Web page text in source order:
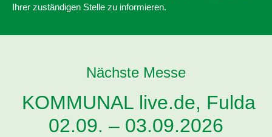
Ihrer zuständigen Stelle zu informieren.
Nächste Messe
KOMMUNAL live.de, Fulda
02.09. – 03.09.2026